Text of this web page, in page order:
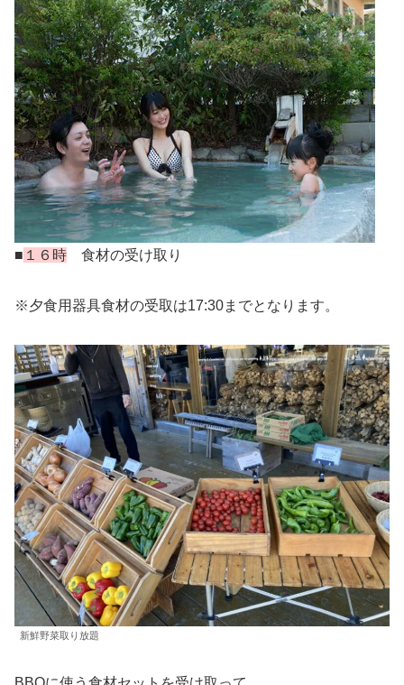
■ １６時 食材の受け取り
※夕食用器具食材の受取は17:30までとなります。
新鮮野菜取り放題